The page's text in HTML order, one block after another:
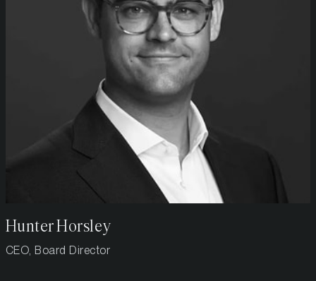
Hunter Horsley
CEO, Board Director